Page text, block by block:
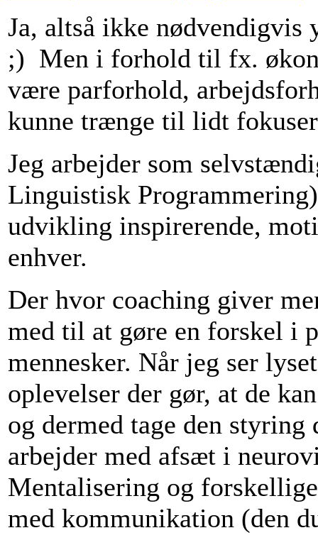
Ja, altså ikke
;) Men i forhold til fx.
være parforhold,
kunne trænge til lidt
Jeg arbejder som
Linguistisk
udvikling inspirerende,
enhver.
Der hvor coaching giver
med til at gøre en forskel i
mennesker. Når jeg ser
oplevelser der gør, at de
og dermed tage den
arbejder med afsæt i
Mentalisering og
med kommunikation (den